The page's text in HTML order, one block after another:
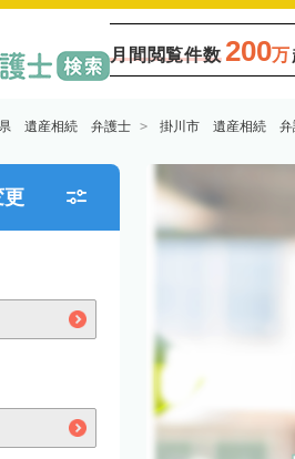
月間閲覧件数 200万
遺産相続 弁護士 掛川市 遺産相続 弁
更